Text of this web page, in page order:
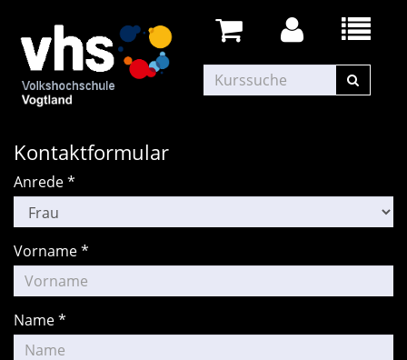
Kontaktformular
Anrede*
Vorname*
Name*